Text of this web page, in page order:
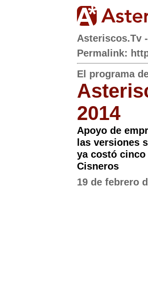
Asteriscos.Tv
Permalink:
El programa
2014
Apoyo de
las versiones
ya costó cinco
Cisneros
19 de febrero